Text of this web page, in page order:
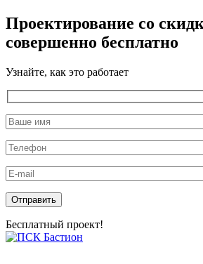
Проектирование со
совершенно бесплатно
Узнайте, как это работает
Оставьте это поле пустым.
Бесплатный проект!
Skip